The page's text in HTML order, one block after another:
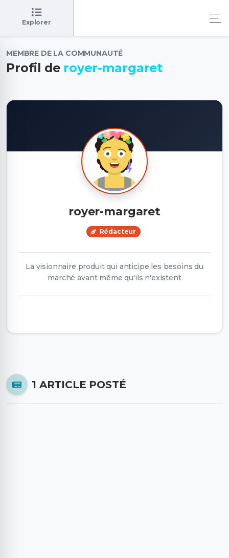
Explorer
MEMBRE DE LA COMMUNAUTÉ
Profil de royer-margaret
royer-margaret
Rédacteur
La visionnaire produit qui anticipe les besoins du
marché avant même qu'ils n'existent
1 ARTICLE POSTÉ